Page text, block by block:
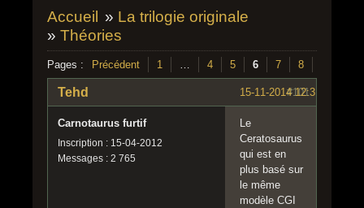
Accueil » La trilogie originale
» Théories
Pages : Précédent 1 … 4 5 6 7 8
#101
15-11-2014 12:31:03
Tehd
Carnotaurus furtif
Inscription : 15-04-2012
Messages : 2 765
Le
Ceratosaurus
qui est en
plus basé sur
le même
modèle CGI